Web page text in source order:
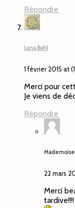
Répondre
Luna Bahl
1 février 2015 at
Merci pour
Je viens de
Répondre
22 mars
Merci